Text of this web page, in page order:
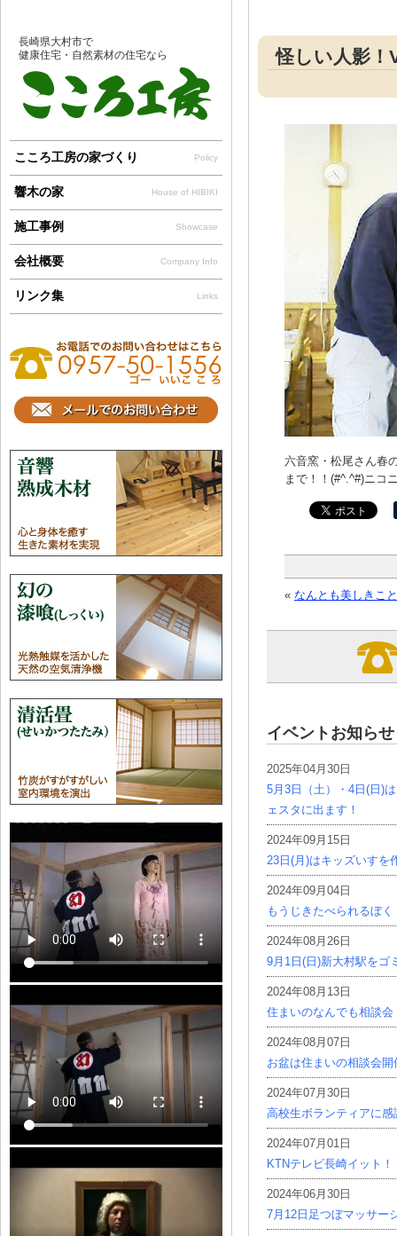
怪しい人影！
六音窯・松尾さん春
まで！！(#^.^#)ニコ
« なんとも美しきこ
イベントお知らせ
2025年04月30日
5月3日（土）・4日(日)
ェスタに出ます！
2024年09月15日
23日(月)はキッズいすを
2024年09月04日
もうじきたべられるぼく
2024年08月26日
9月1日(日)新大村駅をゴ
2024年08月13日
住まいのなんでも相談会
2024年08月07日
お盆は住まいの相談会開
2024年07月30日
高校生ボランティアに感
2024年07月01日
KTNテレビ長崎イット！
2024年06月30日
7月12日足つぼマッサー
長崎県大村市で
健康住宅・自然素材の住宅なら
こころ工房の家づくり Policy
響木の家 House of HIBIKI
施工事例 Showcase
会社概要 Company Info
リンク集 Links